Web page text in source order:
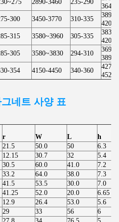
2890-3460 235-290
3640
300 3450-3770 310-335
3890-
4200
315 3580~3960 305-335
3830-
4200
305 3580~3830 294-310
3690-
3890
354 4150-4450 340-360
4270-
4520
네트 사양 표
r W L
h
21.5 50.0 50
6.3
12.15 30.7 32
5.4
30.5 60.0 41.0
7.2
33.2 64.0 38.0
7.3
41.5 53.5 30.0
7.0
41.25 52.0 20.0
6.65
12.9 26.4 53.0
5.6
29 33 56
6